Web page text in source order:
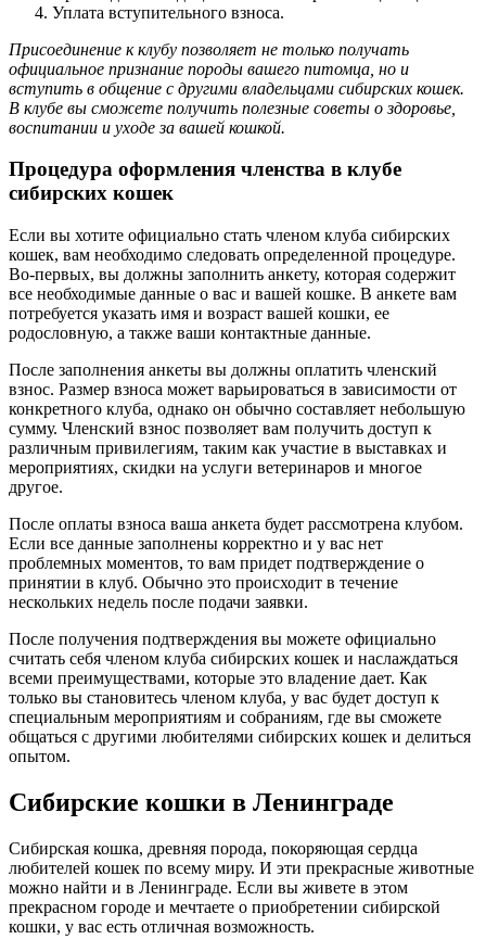
Уплата вступительного взноса.
Присоединение к клубу позволяет не только получать
официальное признание породы вашего питомца, но и
вступить в общение с другими владельцами сибирских кошек.
В клубе вы сможете получить полезные советы о здоровье,
воспитании и уходе за вашей кошкой.
Процедура оформления членства в клубе
сибирских кошек
Если вы хотите официально стать членом клуба сибирских
кошек, вам необходимо следовать определенной процедуре.
Во-первых, вы должны заполнить анкету, которая содержит
все необходимые данные о вас и вашей кошке. В анкете вам
потребуется указать имя и возраст вашей кошки, ее
родословную, а также ваши контактные данные.
После заполнения анкеты вы должны оплатить членский
взнос. Размер взноса может варьироваться в зависимости от
конкретного клуба, однако он обычно составляет небольшую
сумму. Членский взнос позволяет вам получить доступ к
различным привилегиям, таким как участие в выставках и
мероприятиях, скидки на услуги ветеринаров и многое
другое.
После оплаты взноса ваша анкета будет рассмотрена клубом.
Если все данные заполнены корректно и у вас нет
проблемных моментов, то вам придет подтверждение о
принятии в клуб. Обычно это происходит в течение
нескольких недель после подачи заявки.
После получения подтверждения вы можете официально
считать себя членом клуба сибирских кошек и наслаждаться
всеми преимуществами, которые это владение дает. Как
только вы становитесь членом клуба, у вас будет доступ к
специальным мероприятиям и собраниям, где вы сможете
общаться с другими любителями сибирских кошек и делиться
опытом.
Сибирские кошки в Ленинграде
Сибирская кошка, древняя порода, покоряющая сердца
любителей кошек по всему миру. И эти прекрасные животные
можно найти и в Ленинграде. Если вы живете в этом
прекрасном городе и мечтаете о приобретении сибирской
кошки, у вас есть отличная возможность.